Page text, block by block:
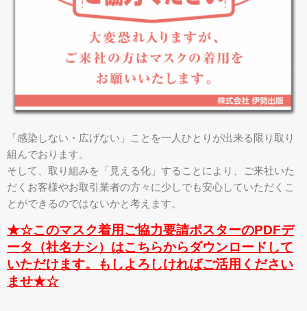
「感染しない・広げない」ことを一人ひとりが出来る限り取り
組んでおります。
そして、取り組みを「見える化」することにより、ご来社いた
だくお客様やお取引業者の方々に少しでも安心していただくこ
とができるのではないかと考えます。
★☆このマスク着用ご協力要請ポスターのPDFデ
ータ（社名ナシ）はこちらからダウンロードして
いただけます。
もしよろしければご活用ください
ませ★☆